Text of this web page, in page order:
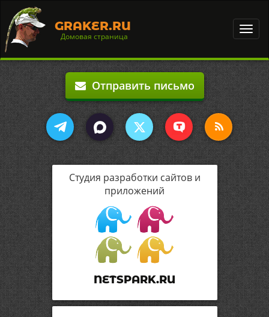
GRAKER.RU
Домовая страница
Отправить письмо
Студия разработки сайтов и
приложений
NETSPARK.RU